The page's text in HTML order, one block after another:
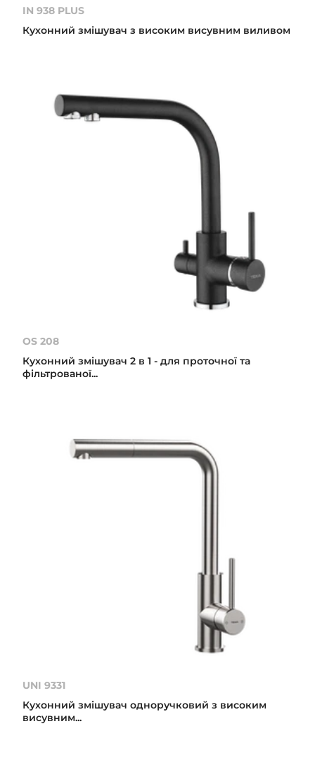
IN 938 PLUS
Кухонний змішувач з високим висувним виливом
OS 208
Кухонний змішувач 2 в 1 - для проточної та
фільтрованої...
UNI 9331
Кухонний змішувач одноручковий з високим
висувним...